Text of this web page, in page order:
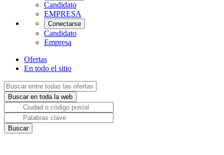
Candidato
EMPRESA
Conectarse
Candidato
Empresa
Ofertas
En todo el sitio